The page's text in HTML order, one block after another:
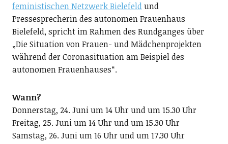
feministischen Netzwerk Bielefeldund
Pressesprecherin des autonomen Frauenhaus
Bielefeld, spricht im Rahmen des Rundganges über
„Die Situation von Frauen- und Mädchenprojekten
während der Coronasituation am Beispiel des
autonomen Frauenhauses“.
Wann?
Donnerstag, 24. Juni um 14 Uhr und um 15.30 Uhr
Freitag, 25. Juni um 14 Uhr und um 15.30 Uhr
Samstag, 26. Juni um 16 Uhr und um 17.30 Uhr